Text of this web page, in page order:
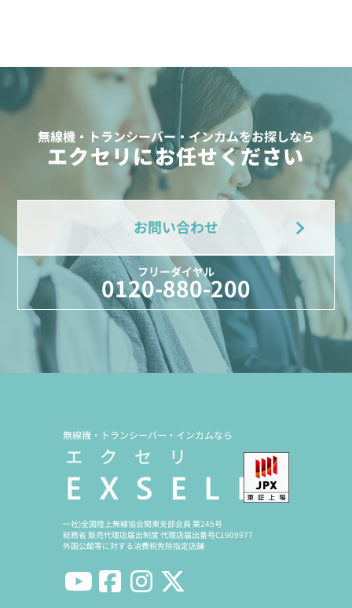
無線機・トランシーバー・インカムをお探しなら
エクセリにお任せください
お問い合わせ
フリーダイヤル
0120-880-200
無線機・トランシーバー・インカムなら
一社)全国陸上無線協会関東支部会員 第245号
総務省 販売代理店届出制度 代理店届出番号C1909977
外国公館等に対する消費税免除指定店舗